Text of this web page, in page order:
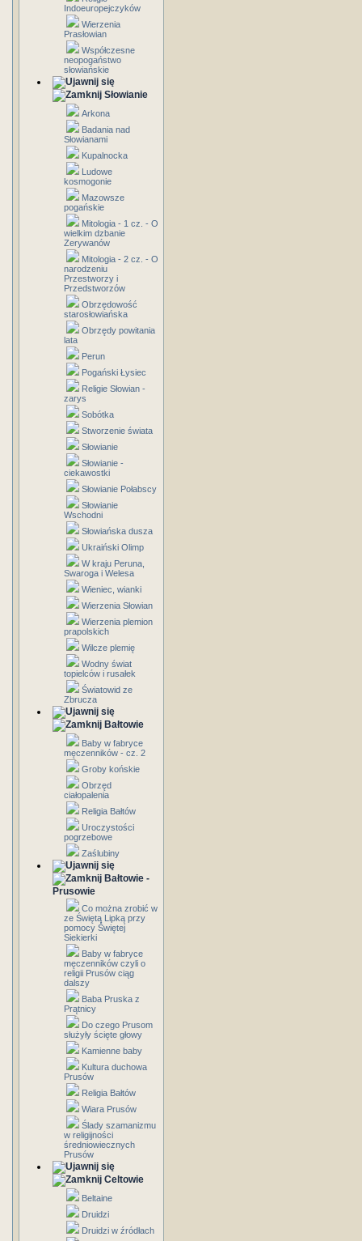
Indoeuropejczyków
Wierzenia
Prasłowian
Współczesne
neopogaństwo
słowiańskie
Słowianie
Arkona
Badania nad
Słowianami
Kupalnocka
Ludowe
kosmogonie
Mazowsze
pogańskie
Mitologia - 1 cz. - O
wielkim dzbanie
Zerywanów
Mitologia - 2 cz. - O
narodzeniu
Przestworzy i
Przedstworzów
Obrzędowość
starosłowiańska
Obrzędy powitania
lata
Perun
Pogański Łysiec
Religie Słowian -
zarys
Sobótka
Stworzenie świata
Słowianie
Słowianie -
ciekawostki
Słowianie Połabscy
Słowianie
Wschodni
Słowiańska dusza
Ukraiński Olimp
W kraju Peruna,
Swaroga i Welesa
Wieniec, wianki
Wierzenia Słowian
Wierzenia plemion
prapolskich
Wilcze plemię
Wodny świat
topielców i rusałek
Światowid ze
Zbrucza
Bałtowie
Baby w fabryce
męczenników - cz. 2
Groby końskie
Obrzęd
ciałopalenia
Religia Bałtów
Uroczystości
pogrzebowe
Zaślubiny
Bałtowie -
Prusowie
Co można zrobić w
ze Świętą Lipką przy
pomocy Świętej
Siekierki
Baby w fabryce
męczenników czyli o
religii Prusów ciąg
dalszy
Baba Pruska z
Prątnicy
Do czego Prusom
służyły ścięte głowy
Kamienne baby
Kultura duchowa
Prusów
Religia Bałtów
Wiara Prusów
Ślady szamanizmu
w religijności
średniowiecznych
Prusów
Celtowie
Beltaine
Druidzi
Druidzi w źródłach